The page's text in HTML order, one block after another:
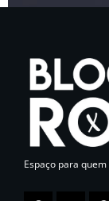
Espaço para